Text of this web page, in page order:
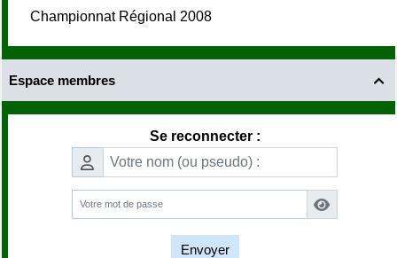
Championnat Régional 2008

Espace membres
Se reconnecter :
Envoyer